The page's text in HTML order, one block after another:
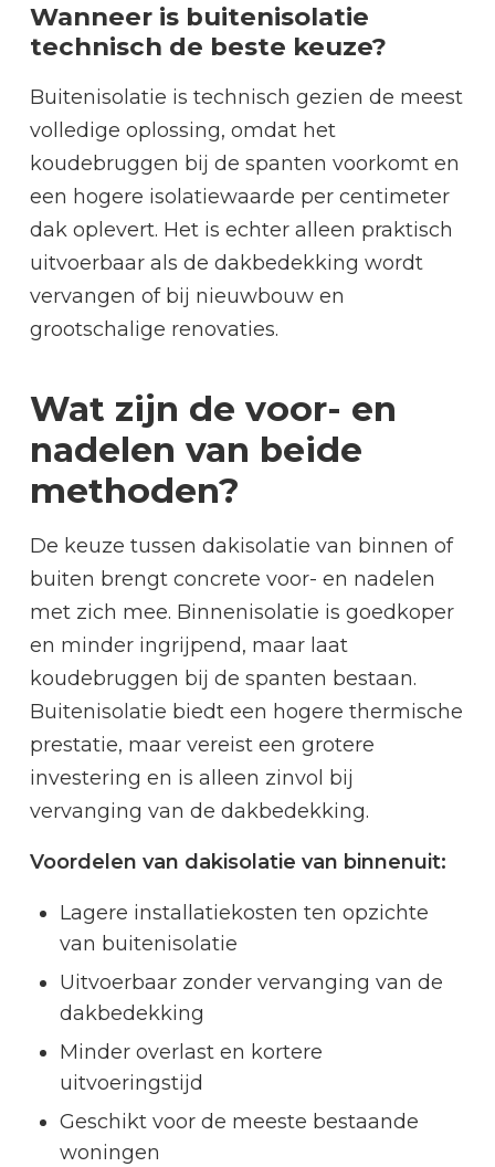
Wanneer is buitenisolatie
technisch de beste keuze?
Buitenisolatie is technisch gezien de meest
volledige oplossing, omdat het
koudebruggen bij de spanten voorkomt en
een hogere isolatiewaarde per centimeter
dak oplevert. Het is echter alleen praktisch
uitvoerbaar als de dakbedekking wordt
vervangen of bij nieuwbouw en
grootschalige renovaties.
Wat zijn de voor- en
nadelen van beide
methoden?
De keuze tussen dakisolatie van binnen of
buiten brengt concrete voor- en nadelen
met zich mee. Binnenisolatie is goedkoper
en minder ingrijpend, maar laat
koudebruggen bij de spanten bestaan.
Buitenisolatie biedt een hogere thermische
prestatie, maar vereist een grotere
investering en is alleen zinvol bij
vervanging van de dakbedekking.
Voordelen van dakisolatie van binnenuit:
Lagere installatiekosten ten opzichte
van buitenisolatie
Uitvoerbaar zonder vervanging van de
dakbedekking
Minder overlast en kortere
uitvoeringstijd
Geschikt voor de meeste bestaande
woningen